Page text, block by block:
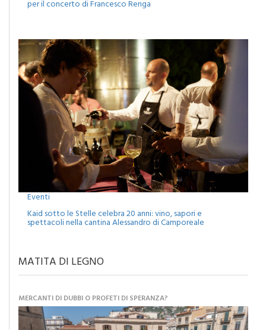
Kaid sotto le Stelle celebra 20 anni: vino, sapori e
spettacoli nella cantina Alessandro di Camporeale